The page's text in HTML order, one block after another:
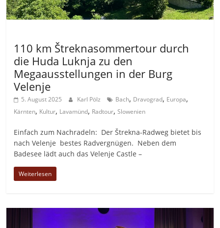
110 km Štreknasommertour durch
die Huda Luknja zu den
Megaausstellungen in der Burg
Velenje
5. August 2025 Karl Pölz Bach, Dravograd, Europa,
Kärnten, Kultur, Lavamünd, Radtour,Slowenien
Einfach zum Nachradeln: Der Štrekna-Radweg bietet bis
nach Velenje bestes Radvergnügen. Neben dem
Badesee lädt auch das Velenje Castle –
Weiterlesen